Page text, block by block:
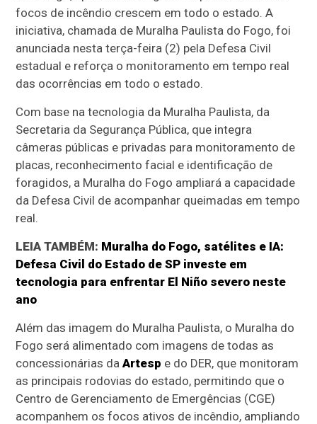
focos de incêndio crescem em todo o estado. A
iniciativa, chamada de Muralha Paulista do Fogo, foi
anunciada nesta terça-feira (2) pela Defesa Civil
estadual e reforça o monitoramento em tempo real
das ocorrências em todo o estado.
Com base na tecnologia da Muralha Paulista, da
Secretaria da Segurança Pública, que integra
câmeras públicas e privadas para monitoramento de
placas, reconhecimento facial e identificação de
foragidos, a Muralha do Fogo ampliará a capacidade
da Defesa Civil de acompanhar queimadas em tempo
real.
LEIA TAMBÉM: Muralha do Fogo, satélites e IA:
Defesa Civil do Estado de SP investe em
tecnologia para enfrentar El Niño severo neste
ano
Além das imagem do Muralha Paulista, o Muralha do
Fogo será alimentado com imagens de todas as
concessionárias daArtesp e do DER, que monitoram
as principais rodovias do estado, permitindo que o
Centro de Gerenciamento de Emergências (CGE)
acompanhem os focos ativos de incêndio, ampliando